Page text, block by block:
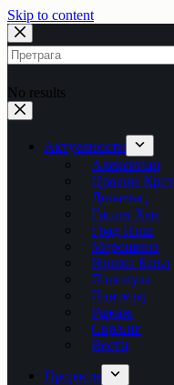
Skip to content
No results
Актуелности
Алексинац
Црвени Крст
Дољевац
Гаџин Хан
Град Ниш
Мерошина
Нишка Бања
Палилула
Пантелеј
Ражањ
Сврљиг
Вести
Пројекти